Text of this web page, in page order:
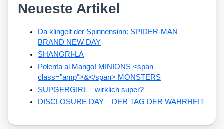
Neueste Artikel
Da klingelt der Spinnensinn: SPIDER-MAN –
BRAND NEW DAY
SHANGRI-LA
Polenta al Mango! MINIONS <span
class="amp">&</span> MONSTERS
SUPGERGIRL – wirklich super?
DISCLOSURE DAY – DER TAG DER WAHRHEIT